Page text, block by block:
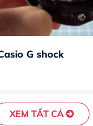
G shock
XEM TẤT CẢ